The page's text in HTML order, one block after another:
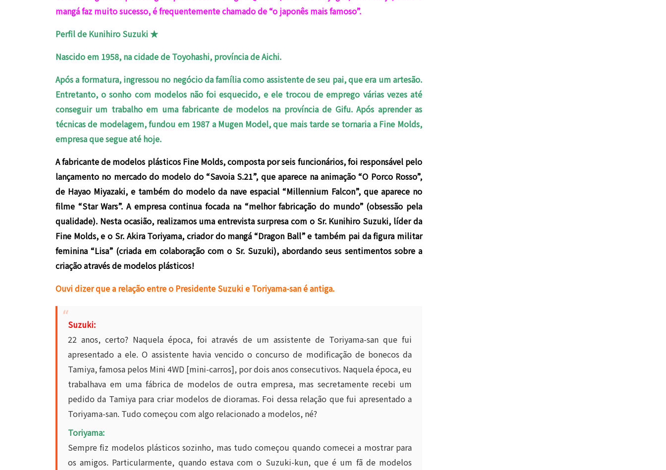
mangá faz muito sucesso, é frequentemente chamado de “o japonês mais famoso”.
Perfil de Kunihiro Suzuki ★
Nascido em 1958, na cidade de Toyohashi, província de Aichi.
Após a formatura, ingressou no negócio da família como assistente de seu pai, que era um artesão.
Entretanto, o sonho com modelos não foi esquecido, e ele trocou de emprego várias vezes até
conseguir um trabalho em uma fabricante de modelos na província de Gifu. Após aprender as
técnicas de modelagem, fundou em 1987 a Mugen Model, que mais tarde se tornaria a Fine Molds,
empresa que segue até hoje.
A fabricante de modelos plásticos Fine Molds, composta por seis funcionários, foi responsável pelo
lançamento no mercado do modelo do “Savoia S.21”, que aparece na animação “O Porco Rosso”,
de Hayao Miyazaki, e também do modelo da nave espacial “Millennium Falcon”, que aparece no
filme “Star Wars”. A empresa continua focada na “melhor fabricação do mundo” (obsessão pela
qualidade). Nesta ocasião, realizamos uma entrevista surpresa com o Sr. Kunihiro Suzuki, líder da
Fine Molds, e o Sr. Akira Toriyama, criador do mangá “Dragon Ball” e também pai da figura militar
feminina “Lisa” (criada em colaboração com o Sr. Suzuki), abordando seus sentimentos sobre a
criação através de modelos plásticos!
Ouvi dizer que a relação entre o Presidente Suzuki e Toriyama-san é antiga.
Suzuki:
22 anos, certo? Naquela época, foi através de um assistente de Toriyama-san que fui
apresentado a ele. O assistente havia vencido o concurso de modificação de bonecos da
Tamiya, famosa pelos Mini 4WD [mini-carros], por dois anos consecutivos. Naquela época, eu
trabalhava em uma fábrica de modelos de outra empresa, mas secretamente recebi um
pedido da Tamiya para criar modelos de dioramas. Foi dessa relação que fui apresentado a
Toriyama-san. Tudo começou com algo relacionado a modelos, né?
Toriyama:
Sempre fiz modelos plásticos sozinho, mas tudo começou quando comecei a mostrar para
os amigos. Particularmente, quando estava com o Suzuki-kun, que é um fã de modelos